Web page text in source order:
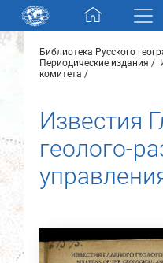
Skip navigation
Разделы и коллекции
Новости
О нас
Контакты
Библиотека Русского
Периодические издания
комитета
Известия
геолого-